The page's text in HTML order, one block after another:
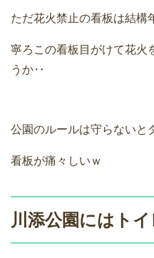
ただ花火禁止の看板は結構
寧ろこの看板目がけて花火
うか‥
公園のルールは守らないと
看板が痛々しいｗ
川添公園にはト